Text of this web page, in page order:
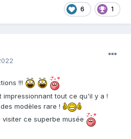
6 1
!!!
tout ce qu'il y a !
modèles rare !
ce superbe musée